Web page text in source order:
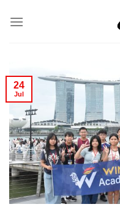
24
Jul